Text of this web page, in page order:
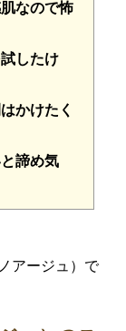
なので怖
したけ
かけたく
諦め気
アージュ）で